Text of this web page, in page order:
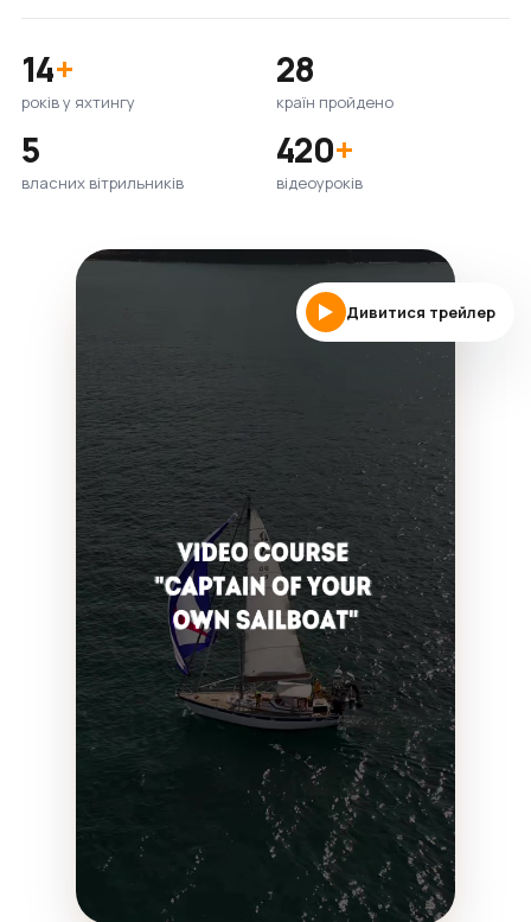
14+
років у яхтингу
28
країн пройдено
5
власних вітрильників
420+
відеоуроків
Дивитися трейлер